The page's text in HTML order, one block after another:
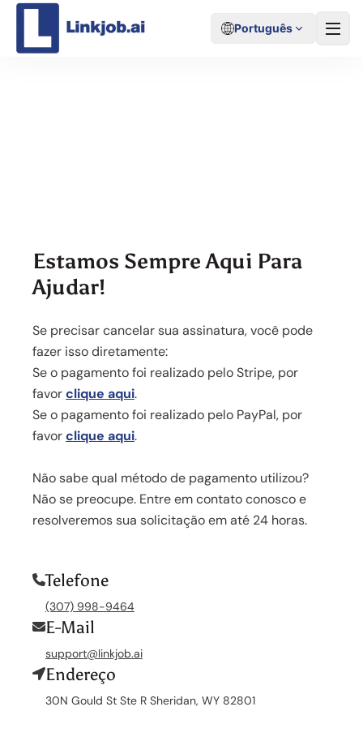
Português
Estamos Sempre Aqui Para
Ajudar!
Se precisar cancelar sua assinatura, você pode
fazer isso diretamente:
Se o pagamento foi realizado pelo Stripe, por
favorclique aqui.
Se o pagamento foi realizado pelo PayPal, por
favorclique aqui.
Não sabe qual método de pagamento utilizou?
Não se preocupe. Entre em contato conosco e
resolveremos sua solicitação em até 24 horas.
Telefone
(307) 998-9464
E-Mail
support@linkjob.ai
Endereço
30N Gould St Ste R Sheridan, WY 82801